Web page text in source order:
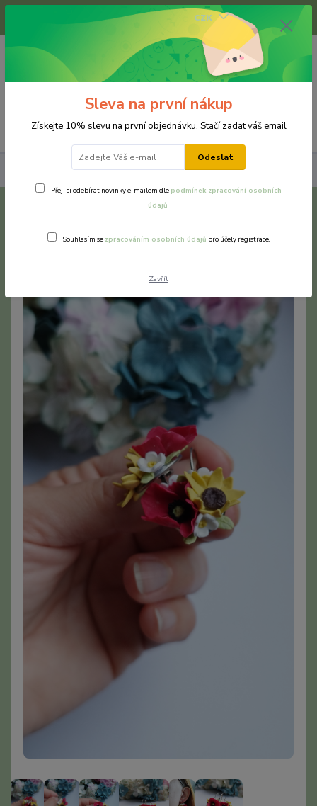
Menu
CZK
(Po-Pá, 8-16 hod.)
0 Kč
Chirurgická a nerezová ocel Květinová náušnice
Sleva na první nákup
Získejte 10% slevu na první objednávku. Stačí zadat váš email
Odeslat
Přeji si odebírat novinky e-mailem dle podmínek zpracování osobních
údajů.
Souhlasím se zpracováním osobních údajů pro účely registrace.
Zavřít